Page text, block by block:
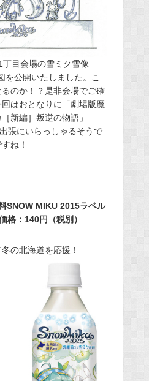
丁目会場の雪ミク雪像
を公開いたしました。こ
のか！？是非会場でご確
はおとなりに「劇場版魔
新編］叛逆の物語」
張にいらっしゃるそうで
ね！
SNOW MIKU 2015ラベル
格：140円（税別）
の北海道を応援！